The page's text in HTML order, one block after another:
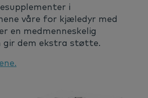
i
våre for kjæledyr med
en medmenneskelig
dem ekstra støtte.